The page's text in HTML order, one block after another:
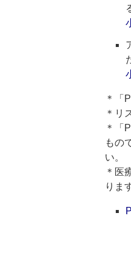
＊「
＊リ
＊「
もの
い。
＊医
りま